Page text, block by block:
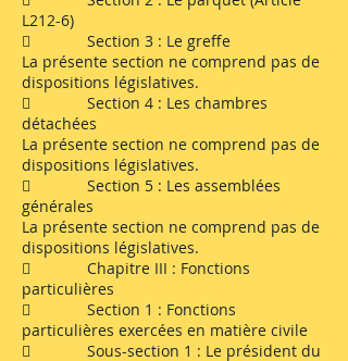
L212-6)
 Section 3 : Le greffe
La présente section ne comprend pas de
dispositions législatives.
 Section 4 : Les chambres
détachées
La présente section ne comprend pas de
dispositions législatives.
 Section 5 : Les assemblées
générales
La présente section ne comprend pas de
dispositions législatives.
 Chapitre III : Fonctions
particulières
 Section 1 : Fonctions
particulières exercées en matière civile
 Sous-section 1 : Le président du